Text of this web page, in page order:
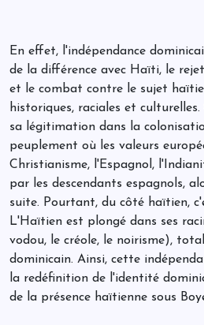
En effet, l'indépendance
de la différence avec Haïti, le
et le combat contre le sujet
historiques, raciales et
sa légitimation dans la
peuplement où les valeurs
Christianisme, l'Espagnol,
par les descendants espagnols,
suite. Pourtant, du côté haïtien,
L'Haïtien est plongé dans ses
vodou, le créole, le noirisme),
dominicain. Ainsi, cette
la redéfinition de l'identité
de la présence haïtienne sous